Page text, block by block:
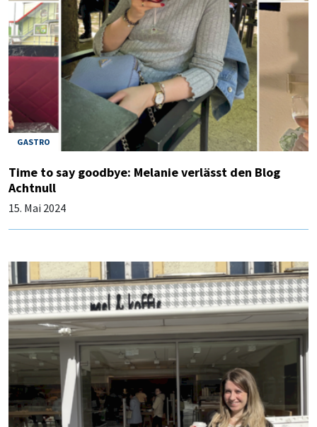
GASTRO
Time to say goodbye: Melanie verlässt den Blog
Achtnull
15. Mai 2024